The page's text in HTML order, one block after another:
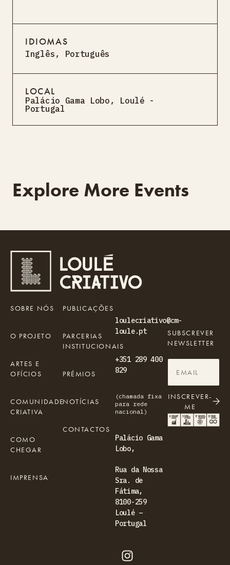
IDIOMAS
Inglês , Português
LOCAL
Palácio Gama Lobo, Loulé -
Portugal
Explore More Events
loulecriativo@cm-
loule.pt
+351 289 400
829
(chamada fixa
para rede
nacional)
Palácio Gama
Lobo,
Rua da Nossa
Sra. de
Fátima,
8100-259
Loulé –
Portugal
SOBRE NÓS
O PROJETO
ARTES E
OFÍCIOS
COMUNIDADE
CRIATIVA
COMO
CHEGAR
IMPRENSA
PUBLICAÇÕES
PARCERIAS
INSTITUCIONAIS
PRÉMIOS
NOTÍCIAS
CONTACTOS
SUBSCREVER
NEWSLETTER
INSCREVER-
ME